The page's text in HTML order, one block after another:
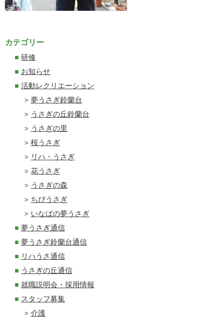
カテゴリー
研修
お知らせ
活動レクリエーション
夢うさぎ鈴蘭台
うさぎの丘鈴蘭台
うさぎの里
桜うさぎ
リハ・うさぎ
花うさぎ
うさぎの森
ちびうさぎ
いなばの夢うさぎ
夢うさぎ通信
夢うさぎ鈴蘭台通信
リハうさ通信
うさぎの丘通信
就職説明会・採用情報
スタッフ募集
介護